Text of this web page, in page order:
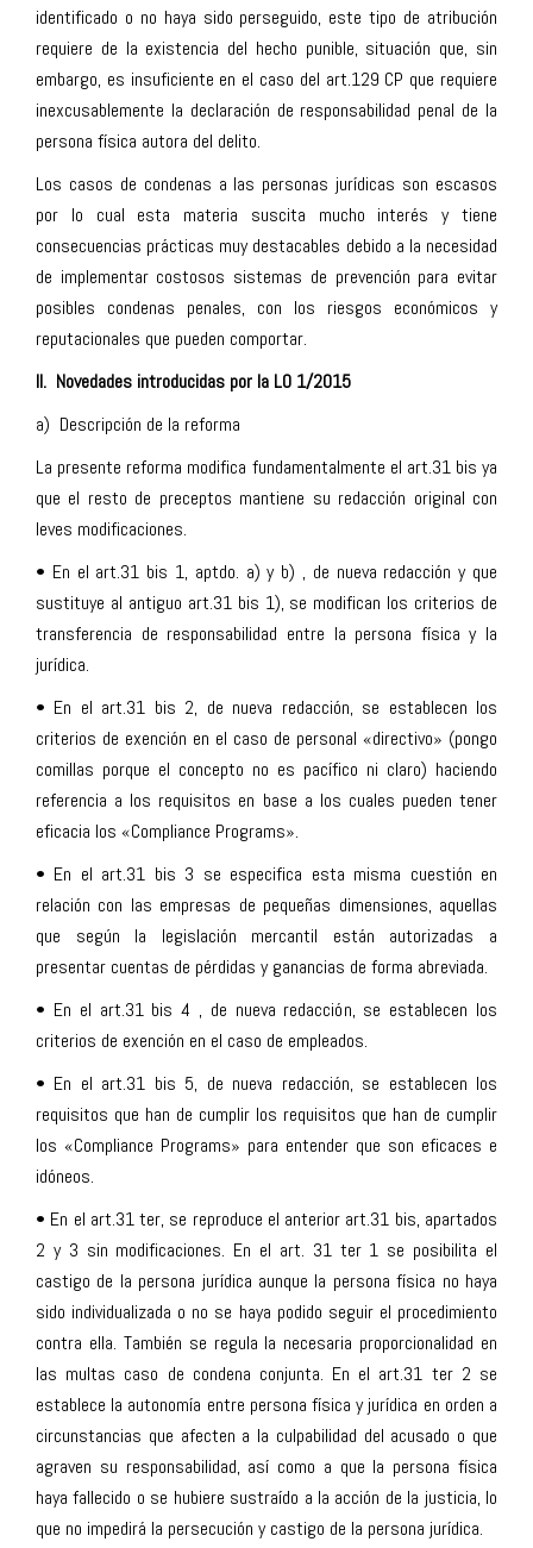
identificado o no haya sido perseguido, este tipo de atribución
requiere de la existencia del hecho punible, situación que, sin
embargo, es insuficiente en el caso del art.129 CP que requiere
inexcusablemente la declaración de responsabilidad penal de la
persona física autora del delito.
Los casos de condenas a las personas jurídicas son escasos
por lo cual esta materia suscita mucho interés y tiene
consecuencias prácticas muy destacables debido a la necesidad
de implementar costosos sistemas de prevención para evitar
posibles condenas penales, con los riesgos económicos y
reputacionales que pueden comportar.
II. Novedades introducidas por la LO 1/2015
a) Descripción de la reforma
La presente reforma modifica fundamentalmente el art.31 bis ya
que el resto de preceptos mantiene su redacción original con
leves modificaciones.
• En el art.31 bis 1, aptdo. a) y b) , de nueva redacción y que
sustituye al antiguo art.31 bis 1), se modifican los criterios de
transferencia de responsabilidad entre la persona física y la
jurídica.
• En el art.31 bis 2, de nueva redacción, se establecen los
criterios de exención en el caso de personal «directivo» (pongo
comillas porque el concepto no es pacífico ni claro) haciendo
referencia a los requisitos en base a los cuales pueden tener
eficacia los «Compliance Programs».
• En el art.31 bis 3 se especifica esta misma cuestión en
relación con las empresas de pequeñas dimensiones, aquellas
que según la legislación mercantil están autorizadas a
presentar cuentas de pérdidas y ganancias de forma abreviada.
• En el art.31 bis 4 , de nueva redacción, se establecen los
criterios de exención en el caso de empleados.
• En el art.31 bis 5, de nueva redacción, se establecen los
requisitos que han de cumplir los requisitos que han de cumplir
los «Compliance Programs» para entender que son eficaces e
idóneos.
• En el art.31 ter, se reproduce el anterior art.31 bis, apartados
2 y 3 sin modificaciones. En el art. 31 ter 1 se posibilita el
castigo de la persona jurídica aunque la persona física no haya
sido individualizada o no se haya podido seguir el procedimiento
contra ella. También se regula la necesaria proporcionalidad en
las multas caso de condena conjunta. En el art.31 ter 2 se
establece la autonomía entre persona física y jurídica en orden a
circunstancias que afecten a la culpabilidad del acusado o que
agraven su responsabilidad, así como a que la persona física
haya fallecido o se hubiere sustraído a la acción de la justicia, lo
que no impedirá la persecución y castigo de la persona jurídica.